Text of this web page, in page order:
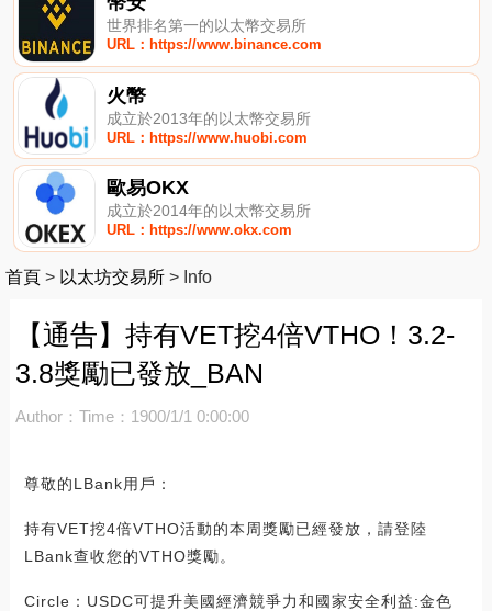
世界排名第一的以太幣交易所
URL：https://www.binance.com
火幣
成立於2013年的以太幣交易所
URL：https://www.huobi.com
歐易OKX
成立於2014年的以太幣交易所
URL：https://www.okx.com
首頁 > 以太坊交易所 > Info
【通告】持有VET挖4倍VTHO！3.2-
3.8獎勵已發放_BAN
Author： Time：1900/1/1 0:00:00
尊敬的LBank用戶：
持有VET挖4倍VTHO活動的本周獎勵已經發放，請登陸
LBank查收您的VTHO獎勵。
Circle：USDC可提升美國經濟競爭力和國家安全利益:金色